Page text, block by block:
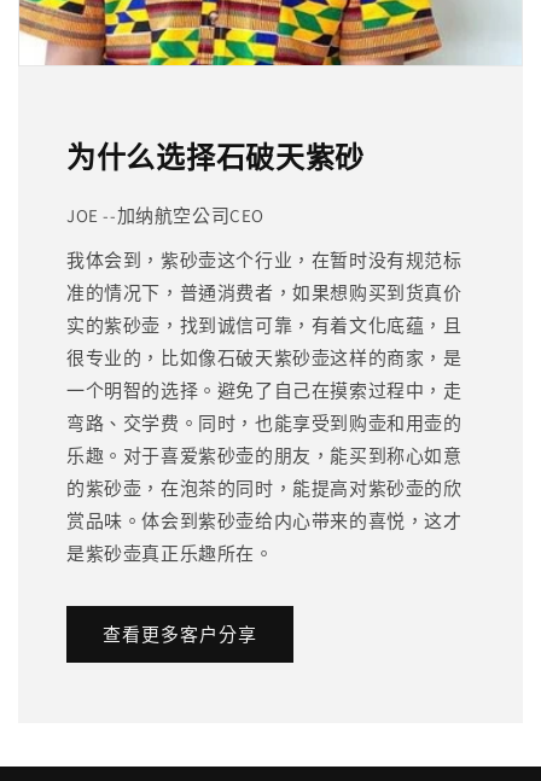
为什么选择石破天紫砂
JOE --加纳航空公司CEO
我体会到，紫砂壶这个行业，在暂时没有规范标
准的情况下，普通消费者，如果想购买到货真价
实的紫砂壶，找到诚信可靠，有着文化底蕴，且
很专业的，比如像石破天紫砂壶这样的商家，是
一个明智的选择。避免了自己在摸索过程中，走
弯路、交学费。同时，也能享受到购壶和用壶的
乐趣。对于喜爱紫砂壶的朋友，能买到称心如意
的紫砂壶，在泡茶的同时，能提高对紫砂壶的欣
赏品味。体会到紫砂壶给内心带来的喜悦，这才
是紫砂壶真正乐趣所在。
查看更多客户分享